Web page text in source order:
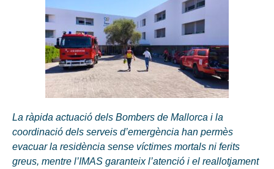
La ràpida actuació dels Bombers de Mallorca i la
coordinació dels serveis d’emergència han permès
evacuar la residència sense víctimes mortals ni ferits
greus, mentre l’IMAS garanteix l’atenció i el reallotjament